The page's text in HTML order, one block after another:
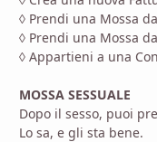
◊ Prendi una Mossa
◊ Prendi una Mossa
◊ Appartieni a una
MOSSA SESSUALE
Dopo il sesso, puoi
Lo sa, e gli sta bene.